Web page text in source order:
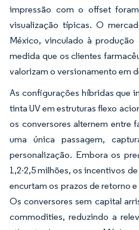
impressão com o offset
visualização típicas. O
México, vinculado à
medida que os clientes
valorizam o versionamento em
As configurações híbridas que
tinta UV em estruturas flexo
os conversores alternem entre
uma única passagem,
personalização. Embora os
1,2-2,5 milhões, os incentivos
encurtam os prazos de retorno
Os conversores sem capital
commodities, reduzindo a